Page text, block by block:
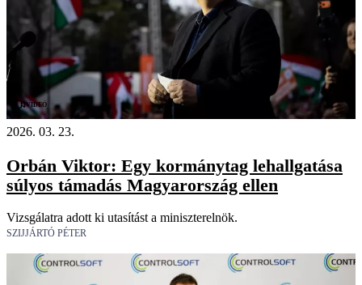
Videó
2026. 03. 23.
Orbán Viktor: Egy kormánytag lehallgatása
súlyos támadás Magyarország ellen
Vizsgálatra adott ki utasítást a miniszterelnök.
SZIJJÁRTÓ PÉTER